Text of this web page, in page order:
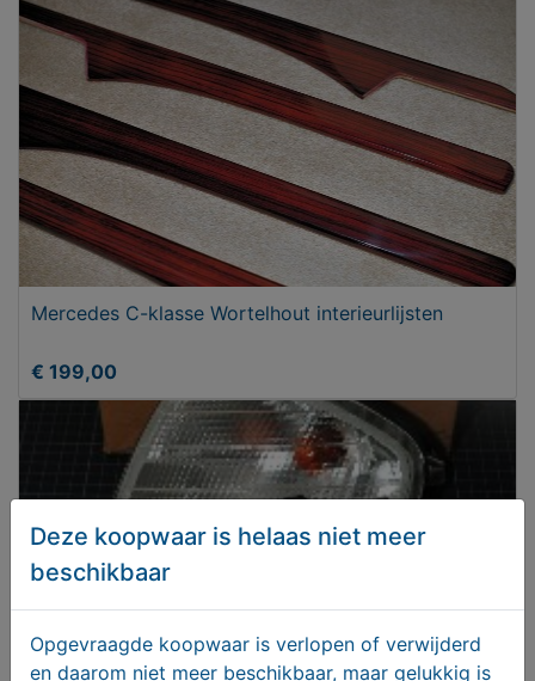
Mercedes C-klasse Wortelhout interieurlijsten
€ 199,00
Deze koopwaar is helaas niet meer
beschikbaar
Opgevraagde koopwaar is verlopen of verwijderd
en daarom niet meer beschikbaar, maar gelukkig is